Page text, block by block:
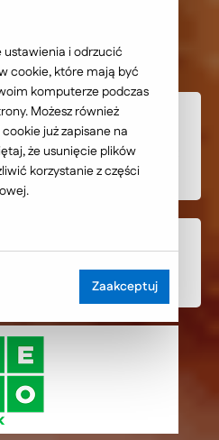
oparta na Edito CMS z
integracjami
ustawienia i odrzucić
cookie, które mają być
komputerze podczas
Możesz również
już zapisane na
że usunięcie plików
korzystanie z części
Zaakceptuj